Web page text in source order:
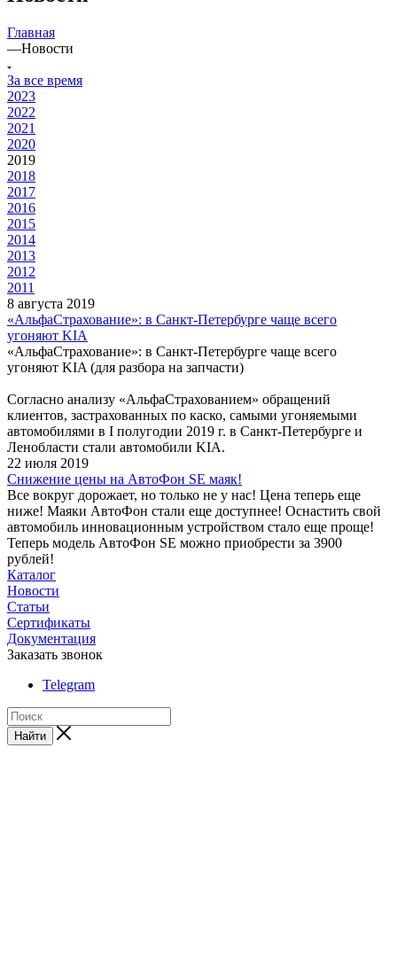
Главная
—Новости
За все время
2023
2022
2021
2020
2019
2018
2017
2016
2015
2014
2013
2012
2011
8 августа 2019
«АльфаСтрахование»: в Санкт-Петербурге чаще всего
угоняют KIA
«АльфаСтрахование»: в Санкт-Петербурге чаще всего
угоняют KIA (для разбора на запчасти)
Согласно анализу «АльфаСтрахованием» обращений
клиентов, застрахованных по каско, самыми угоняемыми
автомобилями в I полугодии 2019 г. в Санкт-Петербурге и
Ленобласти стали автомобили KIA.
22 июля 2019
Cнижение цены на АвтоФон SE маяк!
Все вокруг дорожает, но только не у нас! Цена теперь еще
ниже! Маяки АвтоФон стали еще доступнее! Оснастить свой
автомобиль инновационным устройством стало еще проще!
Теперь модель АвтоФон SE можно приобрести за 3900
рублей!
Каталог
Новости
Статьи
Сертификаты
Документация
Заказать звонок
Telegram
Найти